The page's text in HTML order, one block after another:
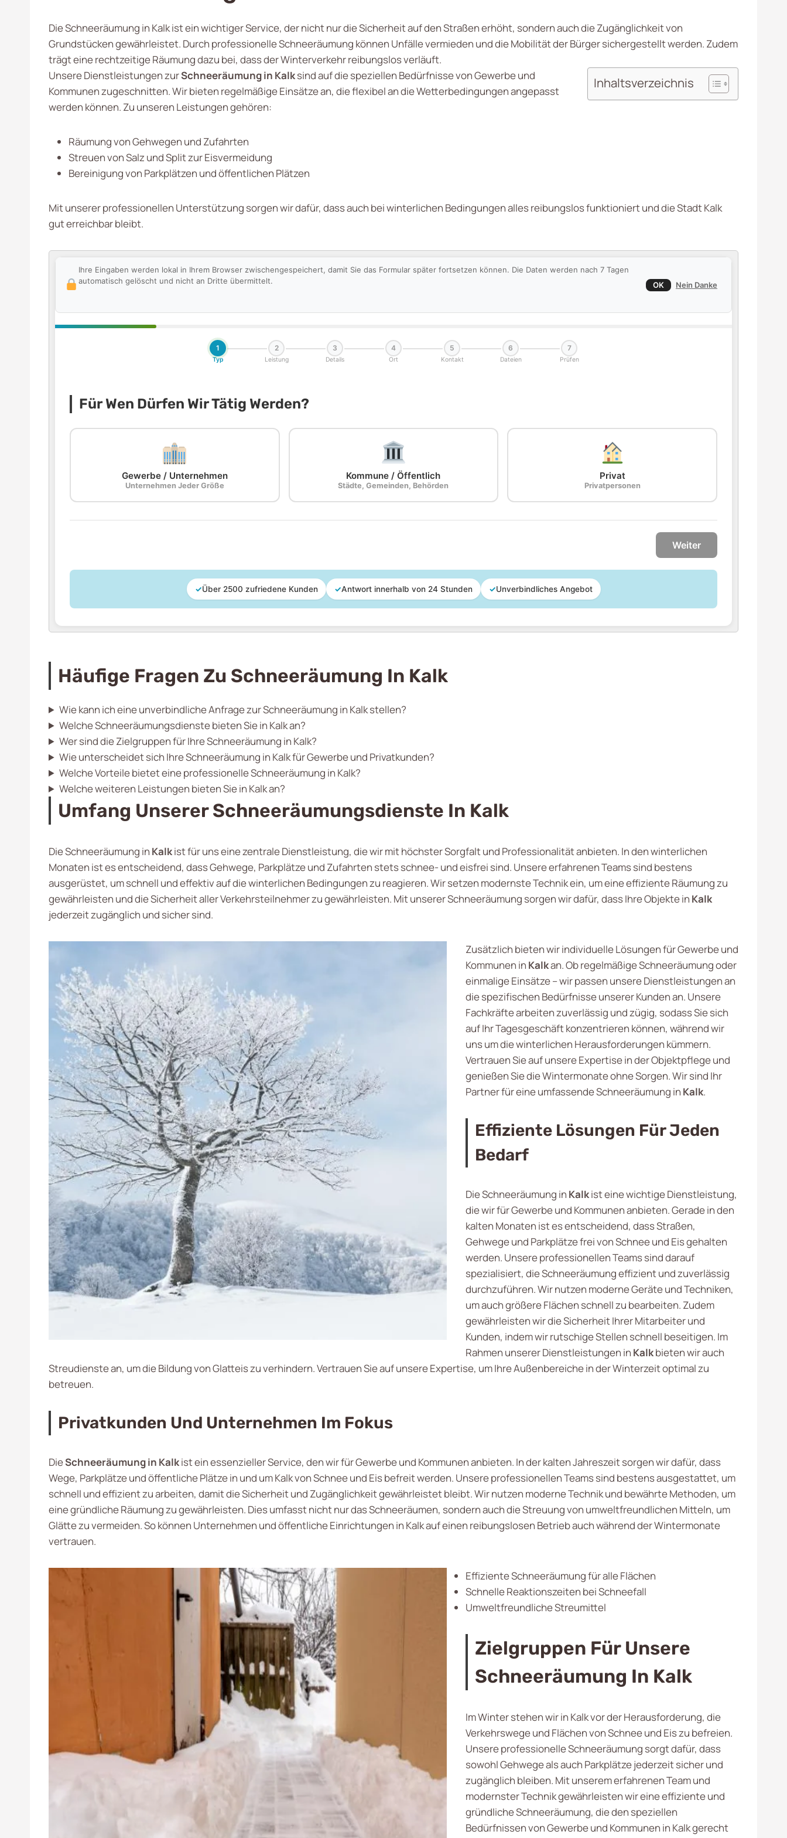
Die Schneeräumung in Kalk ist ein wichtiger Service, der nicht nur die Sicherheit auf den Straßen erhöht, sondern auch die Zugänglichkeit von
Grundstücken gewährleistet. Durch professionelle Schneeräumung können Unfälle vermieden und die Mobilität der Bürger sichergestellt werden. Zudem
trägt eine rechtzeitige Räumung dazu bei, dass der Winterverkehr reibungslos verläuft.
Inhaltsverzeichnis
Unsere Dienstleistungen zurSchneeräumung in Kalksind auf die speziellen Bedürfnisse von Gewerbe und
Kommunen zugeschnitten. Wir bieten regelmäßige Einsätze an, die flexibel an die Wetterbedingungen angepasst
werden können. Zu unseren Leistungen gehören:
Räumung von Gehwegen und Zufahrten
Streuen von Salz und Split zur Eisvermeidung
Bereinigung von Parkplätzen und öffentlichen Plätzen
Mit unserer professionellen Unterstützung sorgen wir dafür, dass auch bei winterlichen Bedingungen alles reibungslos funktioniert und die Stadt Kalk
gut erreichbar bleibt.
Ihre Eingaben werden lokal in Ihrem Browser zwischengespeichert, damit Sie das Formular später fortsetzen können. Die Daten werden nach 7 Tagen
automatisch gelöscht und nicht an Dritte übermittelt.
OK Nein Danke
1
Typ
2
Leistung
3
Details
4
Ort
5
Kontakt
6
Dateien
7
Prüfen
Für Wen Dürfen Wir Tätig Werden?
Gewerbe / Unternehmen
Unternehmen Jeder Größe
Kommune / Öffentlich
Städte, Gemeinden, Behörden
Privat
Privatpersonen
Weiter
✓Über 2500 zufriedene Kunden ✓Antwort innerhalb von 24 Stunden ✓Unverbindliches Angebot
Häufige Fragen Zu Schneeräumung In Kalk
Wie kann ich eine unverbindliche Anfrage zur Schneeräumung in Kalk stellen?
Welche Schneeräumungsdienste bieten Sie in Kalk an?
Wer sind die Zielgruppen für Ihre Schneeräumung in Kalk?
Wie unterscheidet sich Ihre Schneeräumung in Kalk für Gewerbe und Privatkunden?
Welche Vorteile bietet eine professionelle Schneeräumung in Kalk?
Welche weiteren Leistungen bieten Sie in Kalk an?
Umfang Unserer Schneeräumungsdienste In Kalk
Die Schneeräumung in Kalkist für uns eine zentrale Dienstleistung, die wir mit höchster Sorgfalt und Professionalität anbieten. In den winterlichen
Monaten ist es entscheidend, dass Gehwege, Parkplätze und Zufahrten stets schnee- und eisfrei sind. Unsere erfahrenen Teams sind bestens
ausgerüstet, um schnell und effektiv auf die winterlichen Bedingungen zu reagieren. Wir setzen modernste Technik ein, um eine effiziente Räumung zu
gewährleisten und die Sicherheit aller Verkehrsteilnehmer zu gewährleisten. Mit unserer Schneeräumung sorgen wir dafür, dass Ihre Objekte in Kalk
jederzeit zugänglich und sicher sind.
Zusätzlich bieten wir individuelle Lösungen für Gewerbe und
Kommunen in Kalkan. Ob regelmäßige Schneeräumung oder
einmalige Einsätze – wir passen unsere Dienstleistungen an
die spezifischen Bedürfnisse unserer Kunden an. Unsere
Fachkräfte arbeiten zuverlässig und zügig, sodass Sie sich
auf Ihr Tagesgeschäft konzentrieren können, während wir
uns um die winterlichen Herausforderungen kümmern.
Vertrauen Sie auf unsere Expertise in der Objektpflege und
genießen Sie die Wintermonate ohne Sorgen. Wir sind Ihr
Partner für eine umfassende Schneeräumung in Kalk.
Effiziente Lösungen Für Jeden
Bedarf
Die Schneeräumung in Kalkist eine wichtige Dienstleistung,
die wir für Gewerbe und Kommunen anbieten. Gerade in den
kalten Monaten ist es entscheidend, dass Straßen,
Gehwege und Parkplätze frei von Schnee und Eis gehalten
werden. Unsere professionellen Teams sind darauf
spezialisiert, die Schneeräumung effizient und zuverlässig
durchzuführen. Wir nutzen moderne Geräte und Techniken,
um auch größere Flächen schnell zu bearbeiten. Zudem
gewährleisten wir die Sicherheit Ihrer Mitarbeiter und
Kunden, indem wir rutschige Stellen schnell beseitigen. Im
Rahmen unserer Dienstleistungen in Kalkbieten wir auch
Streudienste an, um die Bildung von Glatteis zu verhindern. Vertrauen Sie auf unsere Expertise, um Ihre Außenbereiche in der Winterzeit optimal zu
betreuen.
Privatkunden Und Unternehmen Im Fokus
DieSchneeräumung in Kalkist ein essenzieller Service, den wir für Gewerbe und Kommunen anbieten. In der kalten Jahreszeit sorgen wir dafür, dass
Wege, Parkplätze und öffentliche Plätze in und um Kalk von Schnee und Eis befreit werden. Unsere professionellen Teams sind bestens ausgestattet, um
schnell und effizient zu arbeiten, damit die Sicherheit und Zugänglichkeit gewährleistet bleibt. Wir nutzen moderne Technik und bewährte Methoden, um
eine gründliche Räumung zu gewährleisten. Dies umfasst nicht nur das Schneeräumen, sondern auch die Streuung von umweltfreundlichen Mitteln, um
Glätte zu vermeiden. So können Unternehmen und öffentliche Einrichtungen in Kalk auf einen reibungslosen Betrieb auch während der Wintermonate
vertrauen.
Effiziente Schneeräumung für alle Flächen
Schnelle Reaktionszeiten bei Schneefall
Umweltfreundliche Streumittel
Zielgruppen Für Unsere
Schneeräumung In Kalk
Im Winter stehen wir in Kalk vor der Herausforderung, die
Verkehrswege und Flächen von Schnee und Eis zu befreien.
Unsere professionelle Schneeräumung sorgt dafür, dass
sowohl Gehwege als auch Parkplätze jederzeit sicher und
zugänglich bleiben. Mit unserem erfahrenen Team und
modernster Technik gewährleisten wir eine effiziente und
gründliche Schneeräumung, die den speziellen
Bedürfnissen von Gewerbe und Kommunen in Kalk gerecht